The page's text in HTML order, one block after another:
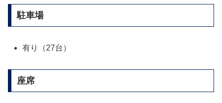
駐車場
有り（27台）
座席